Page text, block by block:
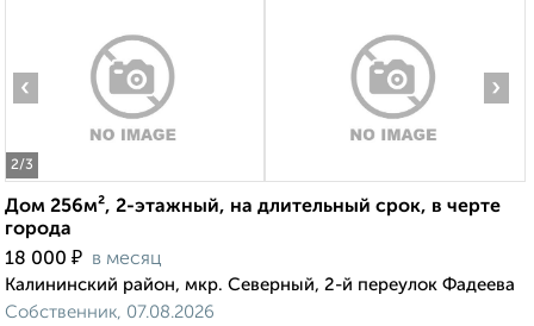
2/3
‹ ›
Дом 256м², 2-этажный, на длительный срок, в черте
города
18 000 ₽ в месяц
Калининский район, мкр. Северный, 2-й переулок Фадеева
Собственник, 07.08.2026